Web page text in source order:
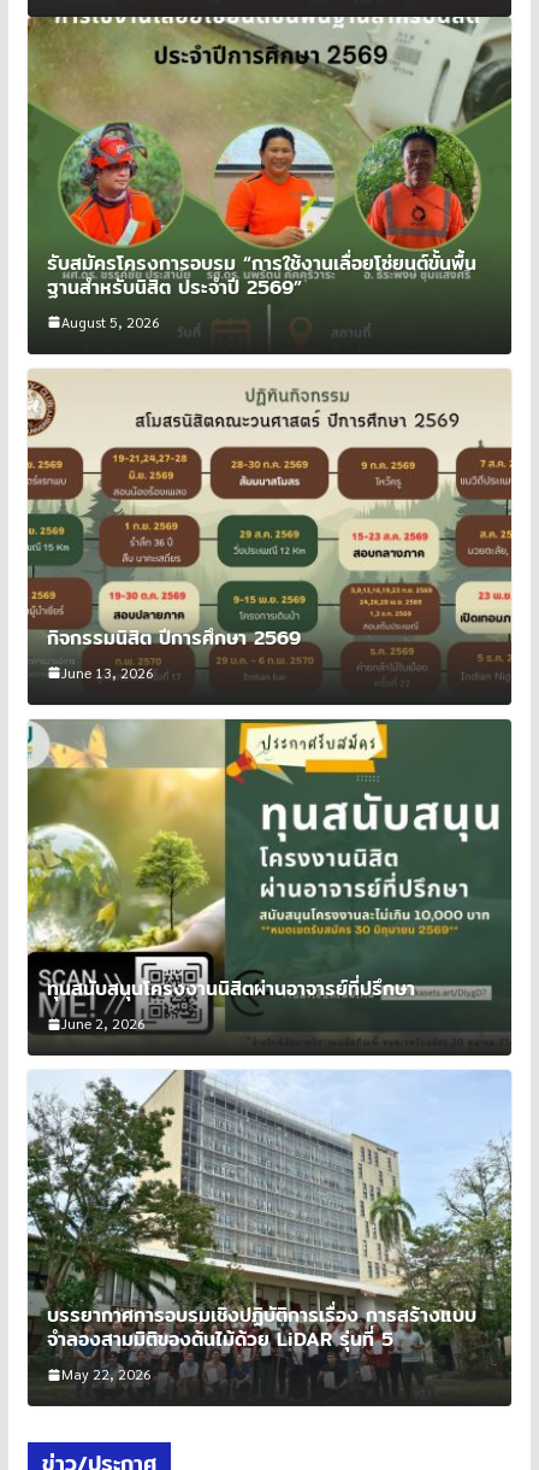
รับสมัครโครงการอบรม “การใช้งานเลื่อยโซ่ยนต์ขั้นพื้น
ฐานสำหรับนิสิต ประจำปี 2569”
August 5, 2026
กิจกรรมนิสิต ปีการศึกษา 2569
June 13, 2026
ทุนสนับสนุนโครงงานนิสิตผ่านอาจารย์ที่ปรึกษา
June 2, 2026
บรรยากาศการอบรมเชิงปฏิบัติการเรื่อง การสร้างแบบ
จำลองสามมิติของต้นไม้ด้วย LiDAR รุ่นที่ 5
May 22, 2026